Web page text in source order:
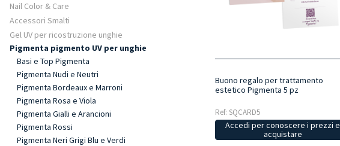
Nail Color & Care
Accessori Smalti
Gel UV per ricostruzione unghie
Pigmenta pigmento UV per unghie
Basi e Top Pigmenta
Pigmenta Nudi e Neutri
Pigmenta Bordeaux e Marroni
Pigmenta Rosa e Viola
Pigmenta Gialli e Arancioni
Pigmenta Rossi
Pigmenta Neri Grigi Blu e Verdi
Buono regalo per trattamento
estetico Pigmenta 5 pz
Ref: SQCARD5
Accedi per conoscere i prezzi e
acquistare